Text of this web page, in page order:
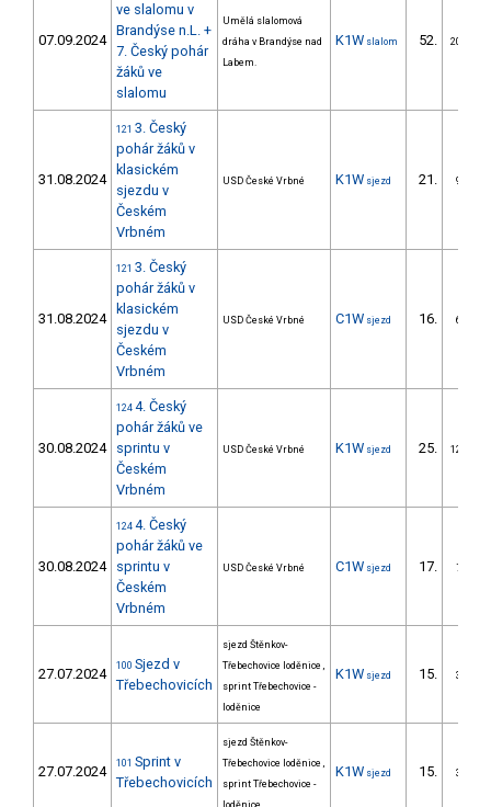
07.09.2024
ve slalomu v
Brandýse n.L. +
7. Český pohár
žáků ve
slalomu
Umělá slalomová
dráha v Brandýse nad
Labem.
K1W slalom 52. 20/ZM
31.08.2024
121 3. Český
pohár žáků v
klasickém
sjezdu v
Českém
Vrbném
USD České Vrbné K1W sjezd 21. 9/ZM
31.08.2024
121 3. Český
pohár žáků v
klasickém
sjezdu v
Českém
Vrbném
USD České Vrbné C1W sjezd 16. 6/ZM
30.08.2024
124 4. Český
pohár žáků ve
sprintu v
Českém
Vrbném
USD České Vrbné K1W sjezd 25. 12/ZM
30.08.2024
124 4. Český
pohár žáků ve
sprintu v
Českém
Vrbném
USD České Vrbné C1W sjezd 17. 7/ZM
27.07.2024 100 Sjezd v
Třebechovicích
sjezd Štěnkov-
Třebechovice loděnice ,
sprint Třebechovice -
loděnice
K1W sjezd 15. 3/ZM
27.07.2024 101 Sprint v
Třebechovicích
sjezd Štěnkov-
Třebechovice loděnice ,
sprint Třebechovice -
K1W sjezd 15. 3/ZM